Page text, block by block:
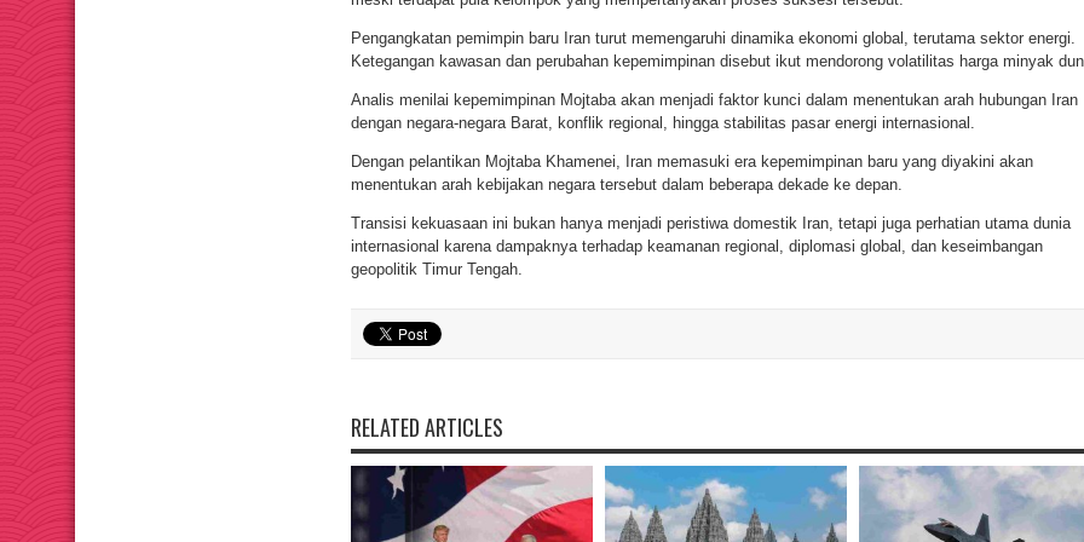
Pengangkatan pemimpin baru Iran turut memengaruhi dinamika ekonomi global, terutama sektor energi.
Ketegangan kawasan dan perubahan kepemimpinan disebut ikut mendorong volatilitas harga minyak
Analis menilai kepemimpinan Mojtaba akan menjadi faktor kunci dalam menentukan arah hubungan Iran
dengan negara-negara Barat, konflik regional, hingga stabilitas pasar energi internasional.
Dengan pelantikan Mojtaba Khamenei, Iran memasuki era kepemimpinan baru yang diyakini akan
menentukan arah kebijakan negara tersebut dalam beberapa dekade ke depan.
Transisi kekuasaan ini bukan hanya menjadi peristiwa domestik Iran, tetapi juga perhatian utama dunia
internasional karena dampaknya terhadap keamanan regional, diplomasi global, dan keseimbangan
geopolitik Timur Tengah.
RELATED ARTICLES